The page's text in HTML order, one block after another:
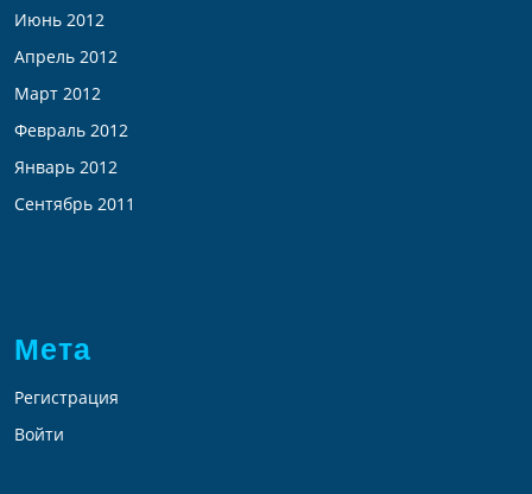
Июнь 2012
Апрель 2012
Март 2012
Февраль 2012
Январь 2012
Сентябрь 2011
Мета
Регистрация
Войти